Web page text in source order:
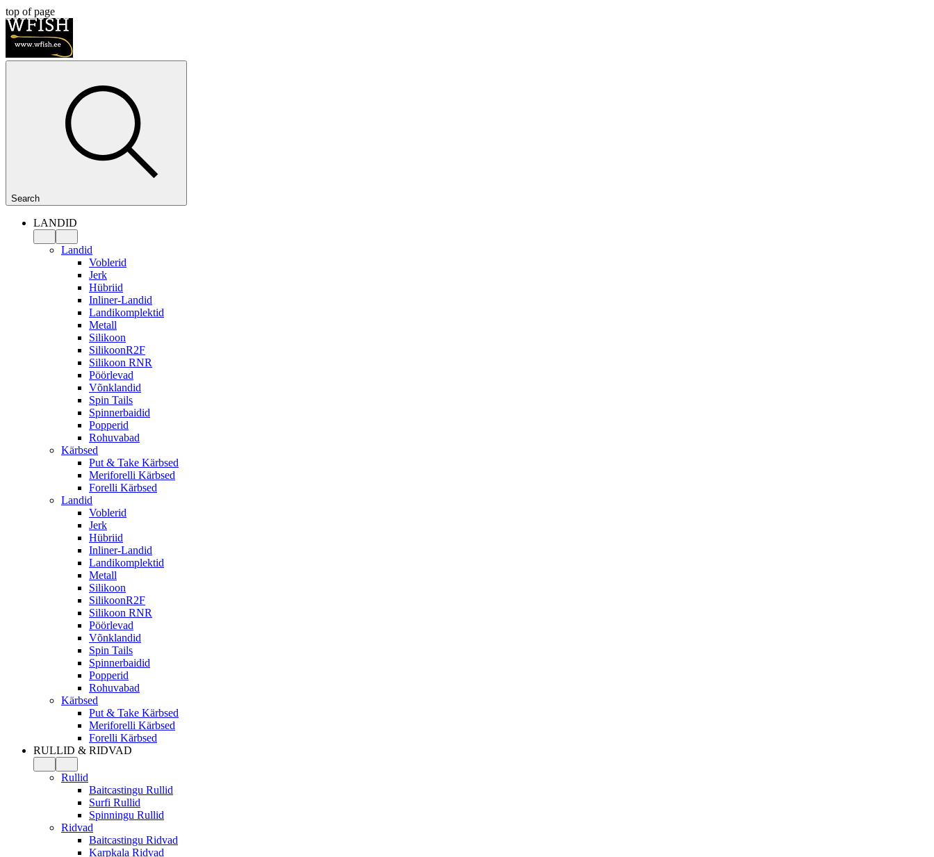
top of page
Search
LANDID
Landid
Voblerid
Jerk
Hübriid
Inliner-Landid
Landikomplektid
Metall
Silikoon
SilikoonR2F
Silikoon RNR
Pöörlevad
Võnklandid
Spin Tails
Spinnerbaidid
Popperid
Rohuvabad
Kärbsed
Put & Take Kärbsed
Meriforelli Kärbsed
Forelli Kärbsed
Landid
Voblerid
Jerk
Hübriid
Inliner-Landid
Landikomplektid
Metall
Silikoon
SilikoonR2F
Silikoon RNR
Pöörlevad
Võnklandid
Spin Tails
Spinnerbaidid
Popperid
Rohuvabad
Kärbsed
Put & Take Kärbsed
Meriforelli Kärbsed
Forelli Kärbsed
RULLID & RIDVAD
Rullid
Baitcastingu Rullid
Surfi Rullid
Spinningu Rullid
Ridvad
Baitcastingu Ridvad
Karpkala Ridvad